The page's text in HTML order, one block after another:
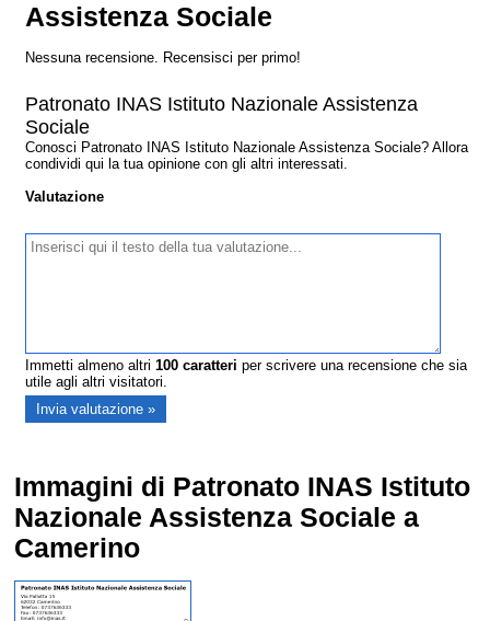
Assistenza Sociale
Nessuna recensione. Recensisci per primo!
Patronato INAS Istituto Nazionale Assistenza
Sociale
Conosci Patronato INAS Istituto Nazionale Assistenza Sociale? Allora
condividi qui la tua opinione con gli altri interessati.
Valutazione
Immetti almeno altri100 caratteri per scrivere una recensione che sia
utile agli altri visitatori.
Immagini di Patronato INAS Istituto
Nazionale Assistenza Sociale a
Camerino